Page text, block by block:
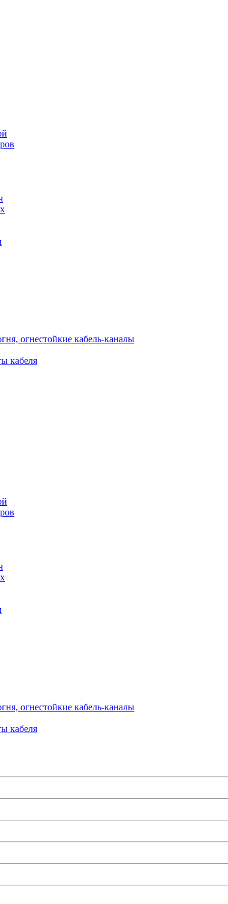
огнестойкие кабель-каналы
кабеля
огнестойкие кабель-каналы
кабеля